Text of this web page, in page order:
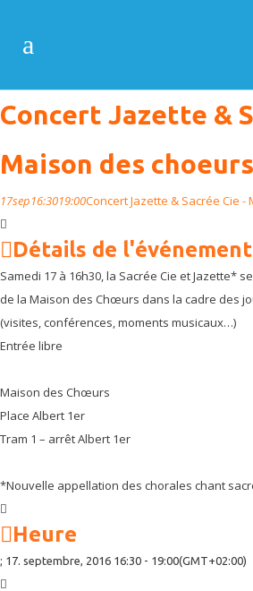
Concert Jazette &
Maison des choeurs
17sep16:3019:00Concert Jazette & Sacrée Cie
Détails de l'événement
Samedi 17 à 16h30, la Sacrée Cie et Jazette*
de la Maison des Chœurs dans la cadre des
(visites, conférences, moments musicaux…)
Entrée libre
Maison des Chœurs
Place Albert 1er
Tram 1 – arrêt Albert 1er
*Nouvelle appellation des chorales chant
Heure
; 17. septembre, 2016 16:30 - 19:00(GMT+02:00)